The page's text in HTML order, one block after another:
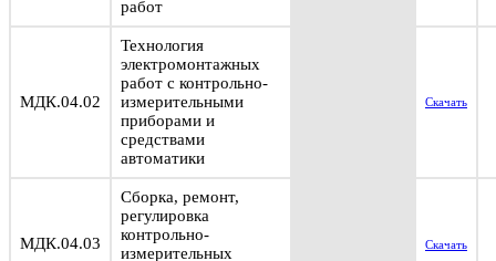
работ
МДК.04.02
Технология
электромонтажных
работ с контрольно-
измерительными
приборами и
средствами
автоматики
Скачать
МДК.04.03
Сборка, ремонт,
регулировка
контрольно-
измерительных
Скачать